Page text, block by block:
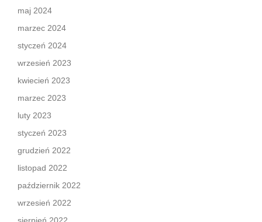
maj 2024
marzec 2024
styczeń 2024
wrzesień 2023
kwiecień 2023
marzec 2023
luty 2023
styczeń 2023
grudzień 2022
listopad 2022
październik 2022
wrzesień 2022